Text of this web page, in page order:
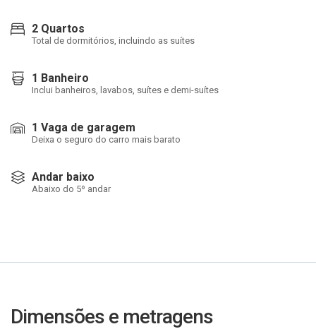
2 Quartos
Total de dormitórios, incluindo as suítes
1 Banheiro
Inclui banheiros, lavabos, suítes e demi-suítes
1 Vaga de garagem
Deixa o seguro do carro mais barato
Andar baixo
Abaixo do 5º andar
Dimensões e metragens